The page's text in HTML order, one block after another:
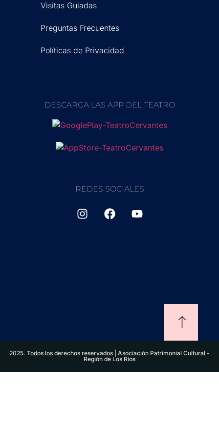
Visitas Guiadas
Preguntas Frecuentes
Políticas de Privacidad
DESCARGA LAS APP DEL TEATRO
REDES SOCIALES
2025. Todos los derechos reservados | Asociación Patrimonial Cultural -
Región de Los Ríos